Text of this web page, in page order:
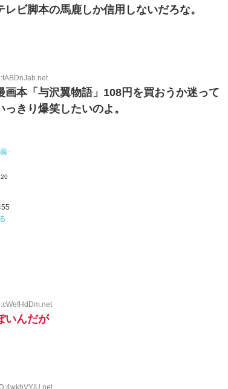
ビ脚本の馬鹿しか信用しないだろな。
本「与沢翼物語」108円を買おうか迷って
きり爆笑したいのよ。
-
いんだが
U.net